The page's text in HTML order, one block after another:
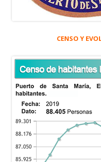
CENSO Y